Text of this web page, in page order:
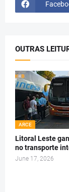
OUTRAS
ARCE
Litoral Leste
no transporte
June 17, 2026